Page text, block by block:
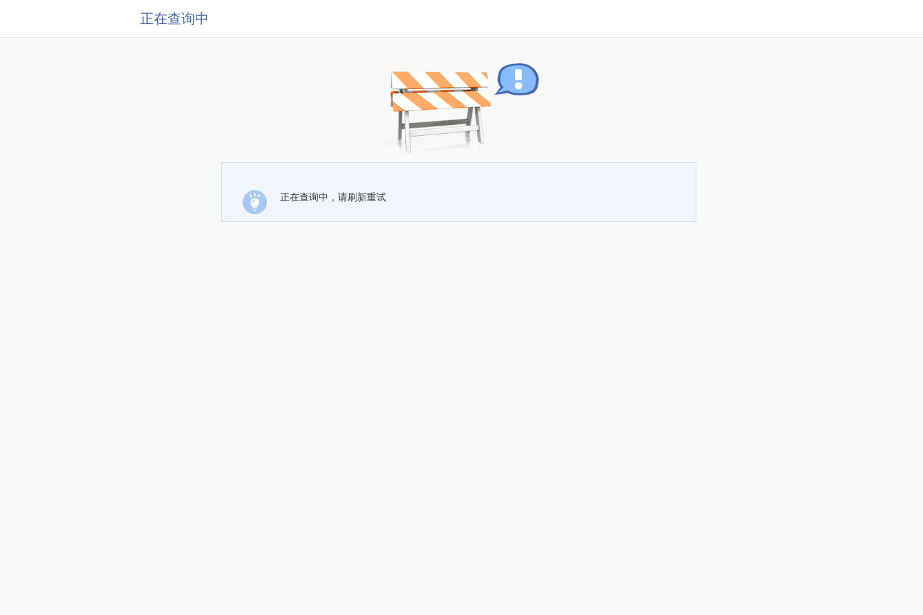
正在查询中
正在查询中，请刷新重试